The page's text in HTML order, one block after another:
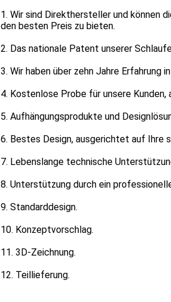
1. Wir sind Direkthersteller und können
den besten Preis zu bieten.
2. Das nationale Patent unserer
3. Wir haben über zehn Jahre Erfahrung
4. Kostenlose Probe für unsere Kunden,
5. Aufhängungsprodukte und
6. Bestes Design, ausgerichtet auf Ihre
7. Lebenslange technische
8. Unterstützung durch ein
9. Standarddesign.
10. Konzeptvorschlag.
11. 3D-Zeichnung.
12. Teillieferung.